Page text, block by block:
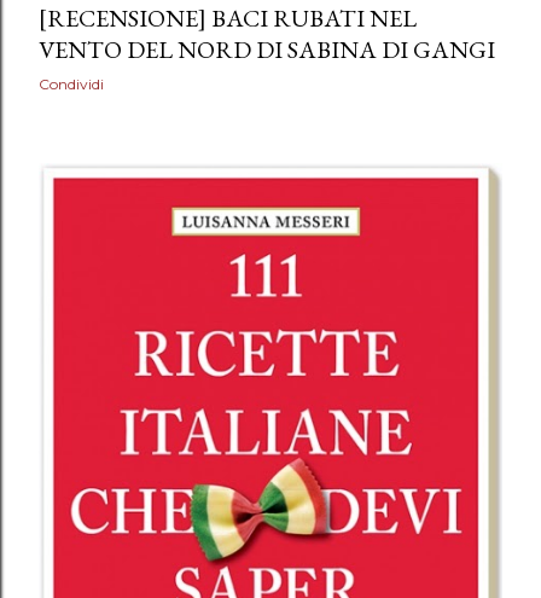
[RECENSIONE] BACI RUBATI NEL
VENTO DEL NORD DI SABINA DI GANGI
Condividi